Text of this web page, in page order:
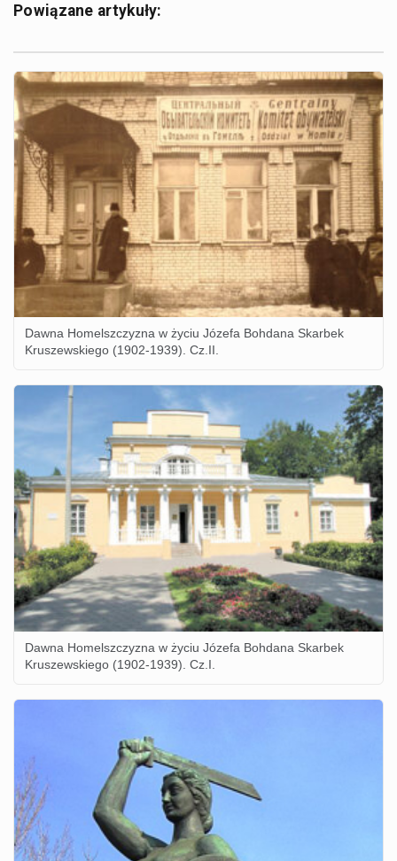
Powiązane artykuły:
Dawna Homelszczyzna w życiu Józefa Bohdana Skarbek
Kruszewskiego (1902-1939). Cz.II.
Dawna Homelszczyzna w życiu Józefa Bohdana Skarbek
Kruszewskiego (1902-1939). Cz.I.